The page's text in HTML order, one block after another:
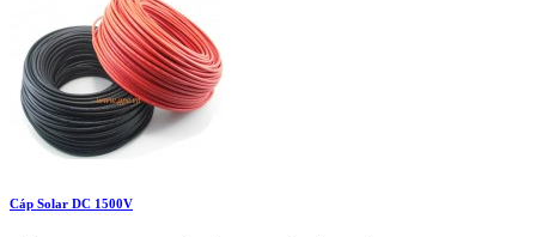
Cáp Solar DC 1500V